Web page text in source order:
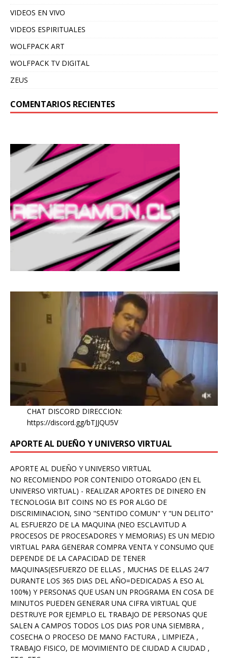
VIDEOS EN VIVO
VIDEOS ESPIRITUALES
WOLFPACK ART
WOLFPACK TV DIGITAL
ZEUS
COMENTARIOS RECIENTES
CHAT DISCORD DIRECCION:
https://discord.gg/bTJJQU5V
APORTE AL DUEÑO Y UNIVERSO VIRTUAL
APORTE AL DUEÑO Y UNIVERSO VIRTUAL
NO RECOMIENDO POR CONTENIDO OTORGADO (EN EL
UNIVERSO VIRTUAL) - REALIZAR APORTES DE DINERO EN
TECNOLOGIA BIT COINS NO ES POR ALGO DE
DISCRIMINACION, SINO "SENTIDO COMUN" Y "UN DELITO"
AL ESFUERZO DE LA MAQUINA (NEO ESCLAVITUD A
PROCESOS DE PROCESADORES Y MEMORIAS) ES UN MEDIO
VIRTUAL PARA GENERAR COMPRA VENTA Y CONSUMO QUE
DEPENDE DE LA CAPACIDAD DE TENER
MAQUINAS(ESFUERZO DE ELLAS , MUCHAS DE ELLAS 24/7
DURANTE LOS 365 DIAS DEL AÑO=DEDICADAS A ESO AL
100%) Y PERSONAS QUE USAN UN PROGRAMA EN COSA DE
MINUTOS PUEDEN GENERAR UNA CIFRA VIRTUAL QUE
DESTRUYE POR EJEMPLO EL TRABAJO DE PERSONAS QUE
SALEN A CAMPOS TODOS LOS DIAS POR UNA SIEMBRA ,
COSECHA O PROCESO DE MANO FACTURA , LIMPIEZA ,
TRABAJO FISICO, DE MOVIMIENTO DE CIUDAD A CIUDAD ,